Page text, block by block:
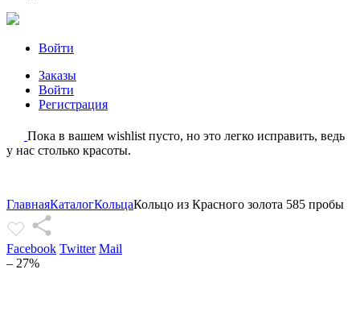
Войти
Заказы
Войти
Регистрация
Пока в вашем wishlist пусто, но это легко исправить, ведь
у нас столько красоты.
ГлавнаяКаталогКольцаКольцо из Красного золота 585 пробы
Facebook Twitter Mail
– 27%